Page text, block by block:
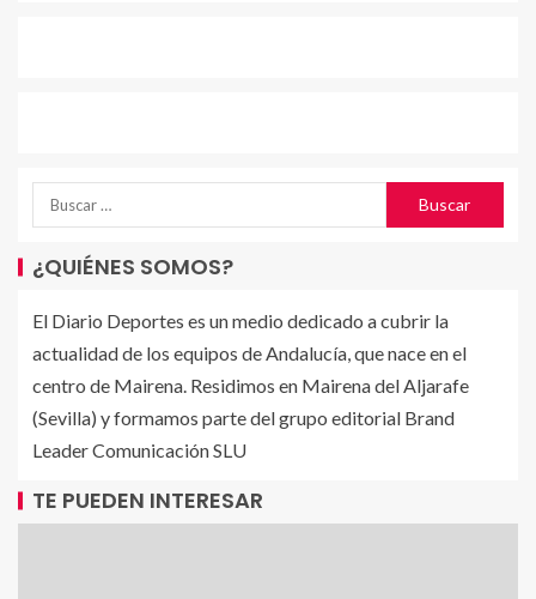
¿QUIÉNES SOMOS?
El Diario Deportes es un medio dedicado a cubrir la
actualidad de los equipos de Andalucía, que nace en el
centro de Mairena. Residimos en Mairena del Aljarafe
(Sevilla) y formamos parte del grupo editorial Brand
Leader Comunicación SLU
TE PUEDEN INTERESAR